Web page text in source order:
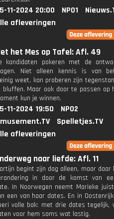
11-2024 20:00 NPO1
afleveringen
het Mes op Tafel: Afl. 49
kandidaten pokeren met de
Niet alleen kennis is van
weet, kan proberen zijn
bluffen. Maar ook door te passen op
kun je winnen.
11-2024 19:50
NPO2
Spelletjes.TV
afleveringen
naar liefde: Afl. 11
begint zijn dag alleen, maar daar
in door de komst van
In Noorwegen neemt Marieke
een van haar dates. En in
volle bak: met drie dates tegelijk,
voor hem soms wat lastig.